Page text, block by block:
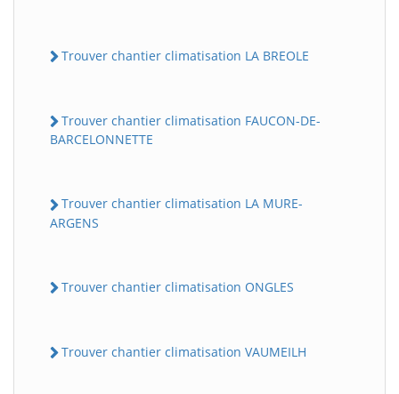
Trouver chantier climatisation LA BREOLE
Trouver chantier climatisation FAUCON-DE-
BARCELONNETTE
Trouver chantier climatisation LA MURE-
ARGENS
Trouver chantier climatisation ONGLES
Trouver chantier climatisation VAUMEILH